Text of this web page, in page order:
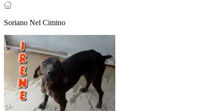
Soriano Nel Cimino